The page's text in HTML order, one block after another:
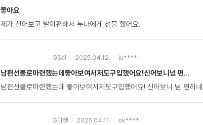
좋아요
제가 신어보고 발이편해서 누나에게 선물 했어요.
GS샵 2025.04.12. ju****
남편선물로마련했는데좋아보여서저도구입했어요!신어보니넘 편...
남편선물로마련했는데 좋아보여서저도구입했어요! 신어보니 넘 편하
G마켓 2025.04.11. sk****